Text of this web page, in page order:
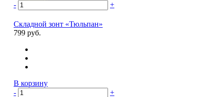
-
+
Складной зонт «Тюльпан»
799 руб.
В корзину
-
+